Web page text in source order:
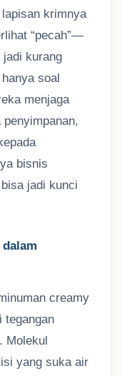
krimnya
“pecah”—
jadi kurang
soal
menjaga
bisnis
jadi kunci
creamy
tegangan
Molekul
yang suka air